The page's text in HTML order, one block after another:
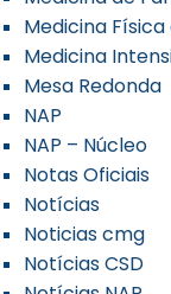
Medicina
Medicina
Mesa Redonda
NAP
NAP – Núcleo
Notas Oficiais
Notícias
Noticias cmg
Notícias CSD